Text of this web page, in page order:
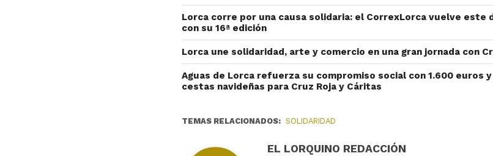
Lorca corre por una causa solidaria: el CorrexLorca vuelve este
con su 16ª edición
Lorca une solidaridad, arte y comercio en una gran jornada con
Aguas de Lorca refuerza su compromiso social con 1.600 euros
cestas navideñas para Cruz Roja y Cáritas
TEMAS RELACIONADOS: SOLIDARIDAD
EL LORQUINO REDACCIÓN